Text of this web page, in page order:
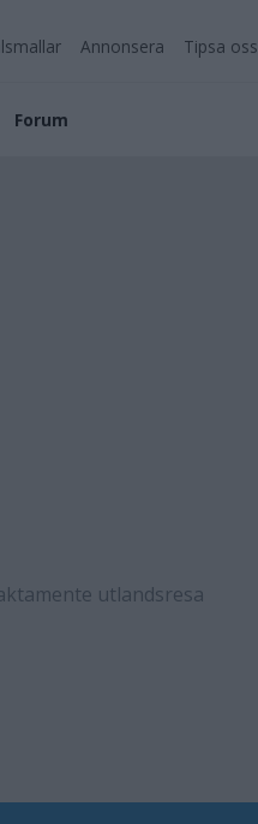
Annonsera Tipsa oss
Forum
utlandsresa